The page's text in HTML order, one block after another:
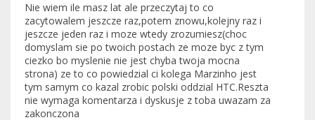
Nie wiem ile masz lat ale przeczytaj to co
zacytowalem jeszcze raz,potem znowu,kolejny raz i
jeszcze jeden raz i moze wtedy zrozumiesz(choc
domyslam sie po twoich postach ze moze byc z tym
ciezko bo myslenie nie jest chyba twoja mocna
strona) ze to co powiedzial ci kolega Marzinho jest
tym samym co kazal zrobic polski oddzial HTC.Reszta
nie wymaga komentarza i dyskusje z toba uwazam za
zakonczona